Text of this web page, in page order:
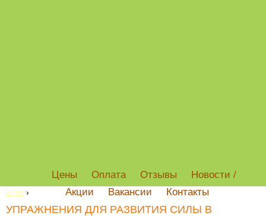
Цены Оплата Отзывы
Новости /
Акции
Вакансии Контакты
Блог ›
УПРАЖНЕНИЯ ДЛЯ РАЗВИТИЯ СИЛЫ В